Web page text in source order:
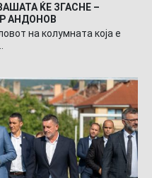
ЌЕ ЗГАСНЕ –
АНДОНОВ
на колумната која е